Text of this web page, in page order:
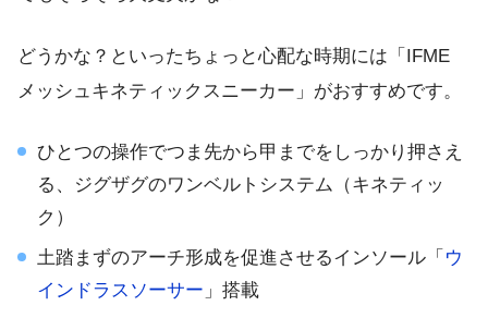
どうかな？といったちょっと心配な時期には「IFME
メッシュキネティックスニーカー」がおすすめです。
ひとつの操作でつま先から甲までをしっかり押さえ
る 、ジグザグのワンベルトシステム（キネティッ
ク）
土踏まずのアーチ形成を促進させるインソール「 ウ
インドラスソーサー 」搭載